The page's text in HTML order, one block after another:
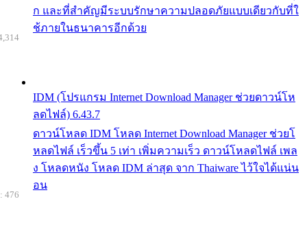
ก และที่สำคัญมีระบบรักษาความปลอดภัยแบบเดียวกับที่ใ
ช้ภายในธนาคารอีกด้วย
IDM (โปรแกรม Internet Download Manager ช่วยดาวน์โห
ลดไฟล์) 6.43.7
ดาวน์โหลด IDM โหลด Internet Download Manager ช่วยโ
หลดไฟล์ เร็วขึ้น 5 เท่า เพิ่มความเร็ว ดาวน์โหลดไฟล์ เพล
ง โหลดหนัง โหลด IDM ล่าสุด จาก Thaiware ไว้ใจได้แน่น
อน
476